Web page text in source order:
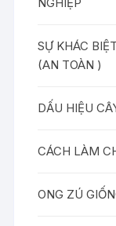
SỰ KHÁC
(AN TOÀN )
DẤU HIỆU
CÁCH LÀM
ONG ZÚ